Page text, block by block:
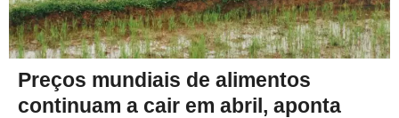
Preços mundiais de alimentos
continuam a cair em abril, aponta